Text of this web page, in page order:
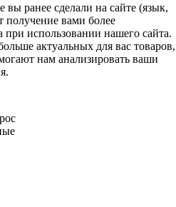
ранее сделали на сайте (язык,
получение вами более
использовании нашего сайта.
актуальных для вас товаров,
нам анализировать ваши